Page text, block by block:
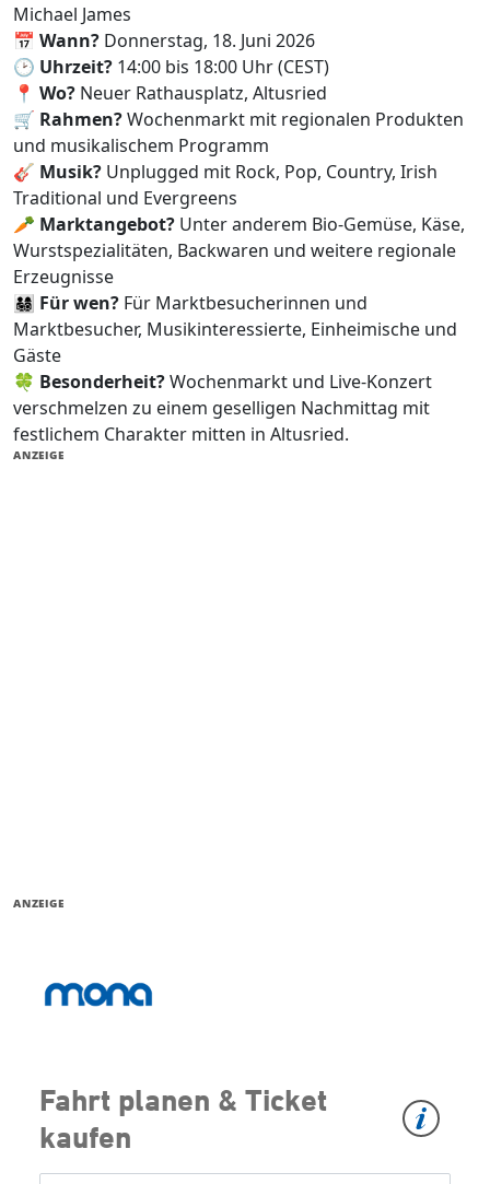
Michael James
📅 Wann? Donnerstag, 18. Juni 2026
🕑 Uhrzeit? 14:00 bis 18:00 Uhr (CEST)
📍 Wo? Neuer Rathausplatz, Altusried
🛒 Rahmen?Wochenmarkt mit regionalen Produkten
und musikalischem Programm
🎸 Musik? Unplugged mit Rock, Pop, Country, Irish
Traditional und Evergreens
🥕 Marktangebot? Unter anderem Bio-Gemüse, Käse,
Wurstspezialitäten, Backwaren und weitere regionale
Erzeugnisse
👨‍👩‍👧‍👦 Für wen? Für Marktbesucherinnen und
Marktbesucher, Musikinteressierte, Einheimische und
Gäste
🍀 Besonderheit?Wochenmarkt und Live-Konzert
verschmelzen zu einem geselligen Nachmittag mit
festlichem Charakter mitten in Altusried.
ANZEIGE
ANZEIGE